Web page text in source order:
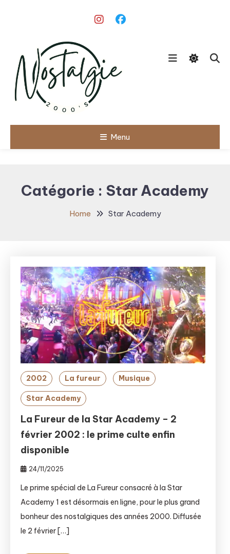
Nostalgie
Menu
Catégorie : Star Academy
Home Star Academy
2002 La fureur Musique
Star Academy
La Fureur de la Star Academy – 2
février 2002 : le prime culte enfin
disponible
24/11/2025
Le prime spécial de La Fureur consacré à la Star
Academy 1 est désormais en ligne, pour le plus grand
bonheur des nostalgiques des années 2000. Diffusée
le 2 février […]